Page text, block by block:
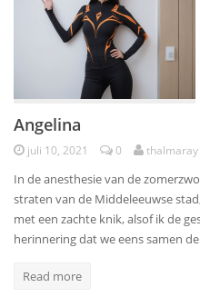
Angelina
juli 10, 2021 0 thalmaray
In de anesthesie van de
straten van de Middeleeuwse
met een zachte knik, alsof ik de
herinnering dat we eens samen
Read more